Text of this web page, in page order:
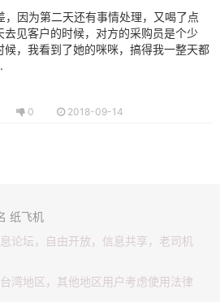
，因为第二天还有事情处理，又喝了点
见客户的时候，对方的采购员是个少
，我看到了她的咪咪，搞得我一整天都
0 2018-09-14
纸飞机
论坛，自由开放，信息共享，老司机
湾地区，其他地区用户考虑使用法律